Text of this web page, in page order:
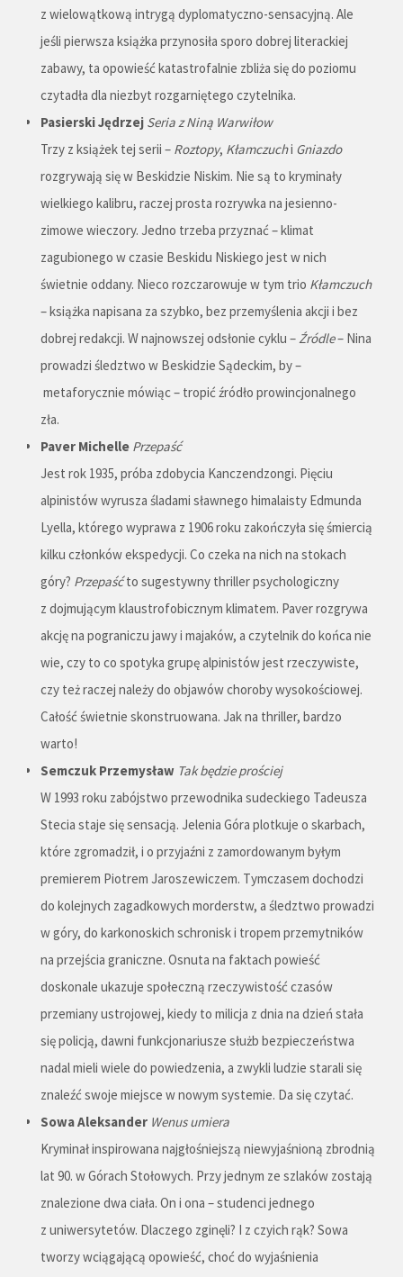
z wielowątkową intrygą dyplomatyczno-sensacyjną. Ale
jeśli pierwsza książka przynosiła sporo dobrej literackiej
zabawy, ta opowieść katastrofalnie zbliża się do poziomu
czytadła dla niezbyt rozgarniętego czytelnika.
Pasierski Jędrzej Seria z Niną Warwiłow
Trzy z książek tej serii – Roztopy, Kłamczuchi Gniazdo
rozgrywają się w Beskidzie Niskim. Nie są to kryminały
wielkiego kalibru, raczej prosta rozrywka na jesienno-
zimowe wieczory. Jedno trzeba przyznać – klimat
zagubionego w czasie Beskidu Niskiego jest w nich
świetnie oddany. Nieco rozczarowuje w tym trio Kłamczuch
– książka napisana za szybko, bez przemyślenia akcji i bez
dobrej redakcji. W najnowszej odsłonie cyklu –Źródle– Nina
prowadzi śledztwo w Beskidzie Sądeckim, by –
metaforycznie mówiąc – tropić źródło prowincjonalnego
zła.
Paver Michelle Przepaść
Jest rok 1935, próba zdobycia Kanczendzongi. Pięciu
alpinistów wyrusza śladami sławnego himalaisty Edmunda
Lyella, którego wyprawa z 1906 roku zakończyła się śmiercią
kilku członków ekspedycji. Co czeka na nich na stokach
góry? Przepaśćto sugestywny thriller psychologiczny
z dojmującym klaustrofobicznym klimatem. Paver rozgrywa
akcję na pograniczu jawy i majaków, a czytelnik do końca nie
wie, czy to co spotyka grupę alpinistów jest rzeczywiste,
czy też raczej należy do objawów choroby wysokościowej.
Całość świetnie skonstruowana. Jak na thriller, bardzo
warto!
Semczuk Przemysław Tak będzie prościej
W 1993 roku zabójstwo przewodnika sudeckiego Tadeusza
Stecia staje się sensacją. Jelenia Góra plotkuje o skarbach,
które zgromadził, i o przyjaźni z zamordowanym byłym
premierem Piotrem Jaroszewiczem. Tymczasem dochodzi
do kolejnych zagadkowych morderstw, a śledztwo prowadzi
w góry, do karkonoskich schronisk i tropem przemytników
na przejścia graniczne. Osnuta na faktach powieść
doskonale ukazuje społeczną rzeczywistość czasów
przemiany ustrojowej, kiedy to milicja z dnia na dzień stała
się policją, dawni funkcjonariusze służb bezpieczeństwa
nadal mieli wiele do powiedzenia, a zwykli ludzie starali się
znaleźć swoje miejsce w nowym systemie. Da się czytać.
Sowa Aleksander Wenus umiera
Kryminał inspirowana najgłośniejszą niewyjaśnioną zbrodnią
lat 90. w Górach Stołowych. Przy jednym ze szlaków zostają
znalezione dwa ciała. On i ona – studenci jednego
z uniwersytetów. Dlaczego zginęli? I z czyich rąk? Sowa
tworzy wciągającą opowieść, choć do wyjaśnienia